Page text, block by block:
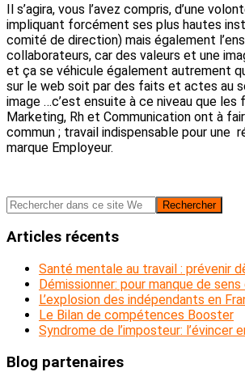
Il s’agira, vous l’avez compris, d’une
impliquant forcément ses plus hautes
comité de direction) mais également
collaborateurs, car des valeurs et une
et ça se véhicule également autrement
sur le web soit par des faits et actes au
image …c’est ensuite à ce niveau que les
Marketing, Rh et Communication ont à
commun ; travail indispensable pour une
marque Employeur.
Barre
latérale
Rechercher
dans
ce
Web
Articles récents
Santé mentale au travail : prévenir
Démissionner: pour manque de
L’explosion des indépendants en
Le Bilan de compétences Booster
Syndrome de l’imposteur: l’évincer
Blog partenaires